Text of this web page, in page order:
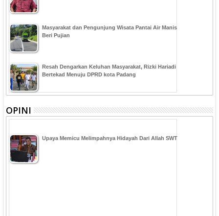
Masyarakat dan Pengunjung Wisata Pantai Air Manis
Beri Pujian
Resah Dengarkan Keluhan Masyarakat, Rizki Hariadi
Bertekad Menuju DPRD kota Padang
OPINI
Upaya Memicu Melimpahnya Hidayah Dari Allah SWT